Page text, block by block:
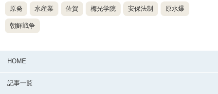
原発 水産業 佐賀 梅光学院 安保法制 原水爆
朝鮮戦争
HOME
記事一覧